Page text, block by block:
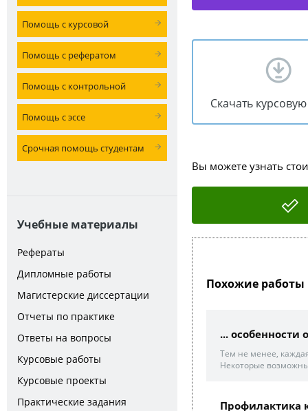
Помощь с курсовой
Помощь с рефератом
Помощь с контрольной
Помощь с эссе
Срочная помощь студентам
Учебные материалы
Рефераты
Дипломные работы
Магистерские диссертации
Отчеты по практике
Ответы на вопросы
Курсовые работы
Курсовые проекты
Практические задания
Скачать
Вы можете узнать
Похожие работы
...
Тем не менее,
Некоторые
Профилактика